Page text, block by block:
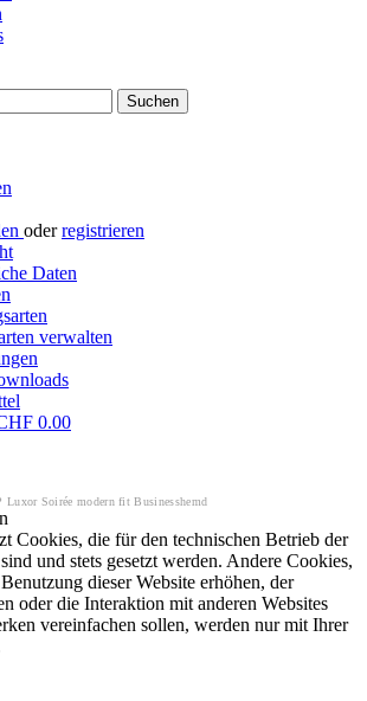
Suchen
oderregistrieren
Daten
verwalten
0.00
Luxor Soirée modern fit Businesshemd
Cookies, die für den technischen Betrieb der
und stets gesetzt werden. Andere Cookies,
dieser Website erhöhen, der
oder die Interaktion mit anderen Websites
vereinfachen sollen, werden nur mit Ihrer